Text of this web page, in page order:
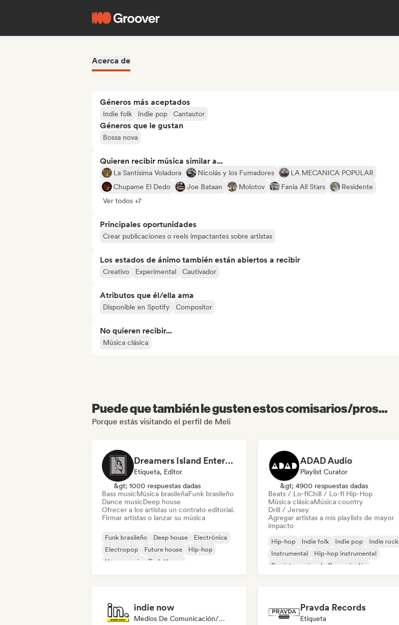
Acerca de
Géneros más aceptados
Indie folk Indie pop Cantautor
Géneros que le gustan
Bossa nova
Quieren recibir música similar a...
La Santísima Voladora Nicolás y los Fumadores
LA MECANICA POPULAR
Chupame El Dedo
Joe Bataan Molotov Fania All Stars
Residente
Ver todos +7
Principales oportunidades
Crear publicaciones o reels impactantes sobre artistas
Los estados de ánimo también están abiertos a recibir
Creativo Experimental Cautivador
Atributos que él/ella ama
Disponible en Spotify Compositor
No quieren recibir...
Música clásica
Puede que también le gusten estos comisarios/pros...
Porque estás visitando el perfil de Meli
Dreamers Island Entertainment
Etiqueta, Editor
&gt; 1000 respuestas dadas
Bass musicMúsica brasileñaFunk brasileño
Dance musicDeep house
Ofrecer a los artistas un contrato editorial.
Firmar artistas o lanzar su música
Funk brasileño Deep house
Electrónica
Electropop
Future house
Hip-hop
House music
Tech House
ADAD Audio
Playlist Curator
&gt; 4900 respuestas dadas
Beats / Lo-fiChill / Lo-fi Hip-Hop
Música clásicaMúsica country
Drill / Jersey
Agregar artistas a mis playlists de mayor
impacto
Hip-hop Indie folk Indie pop
Indie rock
Instrumental
Hip-hop instrumental
Rap internacional
Rap en inglés
indie now
Medios De Comunicación/Periodista
Pravda Records
Etiqueta